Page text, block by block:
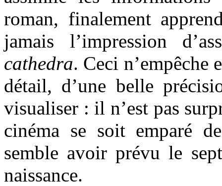
roman, finalement
jamais l’impression
cathedra. Ceci n’empêche
détail, d’une belle
visualiser : il n’est pas
cinéma se soit emparé
semble avoir prévu le
naissance.